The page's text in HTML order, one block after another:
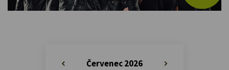
Červenec 2026
»